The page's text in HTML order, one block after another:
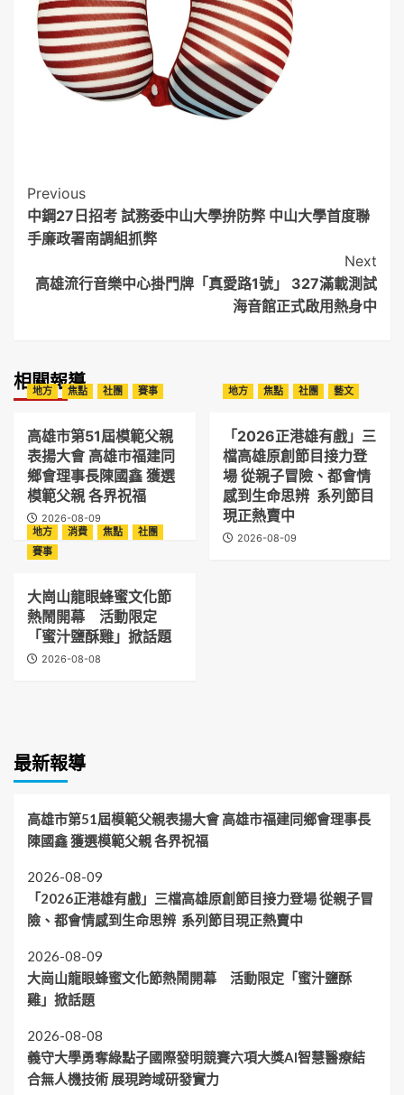
Post
Navigation
Previous
中鋼27日招考 試務委中山大學拚防弊 中山大學首度聯
手廉政署南調組抓弊
Next
高雄流行音樂中心掛門牌「真愛路1號」 327滿載測試
海音館正式啟用熱身中
相關報導
地方 焦點 社團 賽事
高雄市第51屆模範父親
表揚大會 高雄市福建同
鄉會理事長陳國鑫 獲選
模範父親 各界祝福
2026-08-09
地方 焦點 社團 藝文
「2026正港雄有戲」三
檔高雄原創節目接力登
場 從親子冒險、都會情
感到生命思辨 系列節目
現正熱賣中
2026-08-09
地方 消費 焦點
社團
賽事
大崗山龍眼蜂蜜文化節
熱鬧開幕 活動限定
「蜜汁鹽酥雞」掀話題
2026-08-08
最新報導
高雄市第51屆模範父親表揚大會 高雄市福建同鄉會理事長
陳國鑫 獲選模範父親 各界祝福
2026-08-09
「2026正港雄有戲」三檔高雄原創節目接力登場 從親子冒
險、都會情感到生命思辨 系列節目現正熱賣中
2026-08-09
大崗山龍眼蜂蜜文化節熱鬧開幕 活動限定「蜜汁鹽酥
雞」掀話題
2026-08-08
義守大學勇奪綠點子國際發明競賽六項大獎AI智慧醫療結
合無人機技術 展現跨域研發實力